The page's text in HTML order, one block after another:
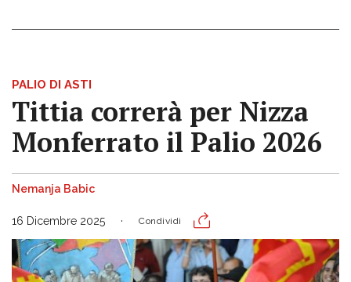
PALIO DI ASTI
Tittia correrà per Nizza
Monferrato il Palio 2026
Nemanja Babic
16 Dicembre 2025 Condividi